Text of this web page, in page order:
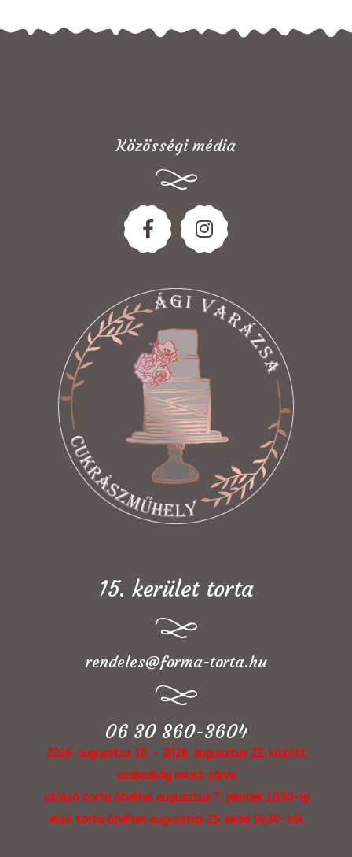
Közösségi média
15. kerület torta
rendeles@forma-torta.hu
06 30 860-3604
2026. augusztus 10. - 2026. augusztus 22. között
szabadság miatt zárva
utolsó torta átvétel augusztus 7. péntek 18:30-ig
első torta átvétel augusztus 25. kedd 16:30-tól